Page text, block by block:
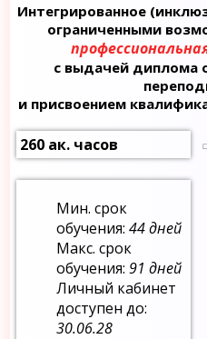
Интегрированное
ограниченными
с выдачей диплома
и присвоением
260 ак. часов
Мин. срок
обучения:44 дней
Макс. срок
обучения:91 дней
Личный кабинет
доступен до:
30.06.28